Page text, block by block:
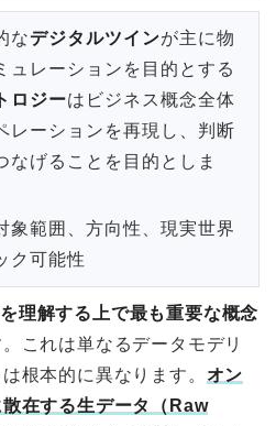
なデジタルツインが主に物
ュレーションを目的とする
ロジーはビジネス概念全体
レーションを再現し、判断
なげることを目的としま
象範囲、方向性、現実世界
ク可能性
理解する上で最も重要な概念
これは単なるデータモデリ
根本的に異なります。 オン
散在する生データ（Raw